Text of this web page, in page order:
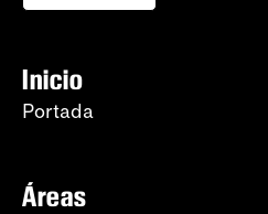
Inicio
Portada
Áreas